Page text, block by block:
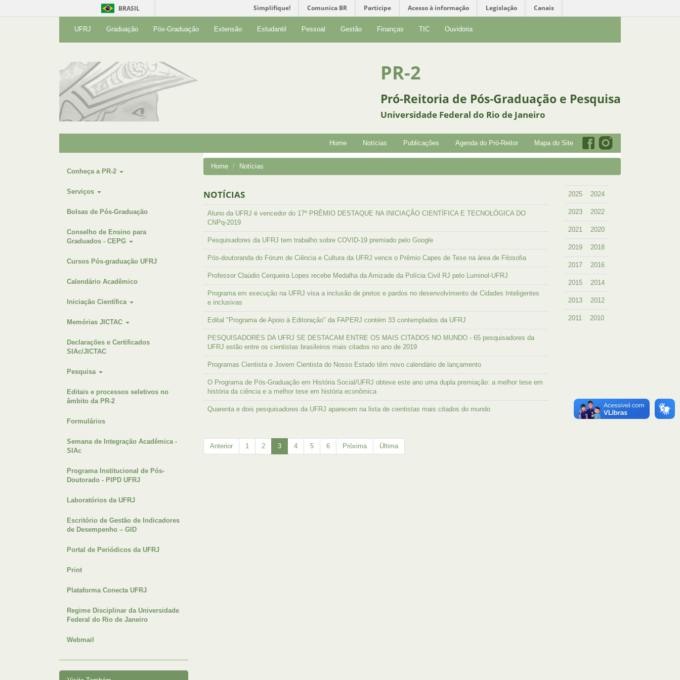
BRASIL Simplifique! Comunica BR Participe Acesso à informação Legislação Canais
UFRJ Graduação Pós-Graduação Extensão Estudantil Pessoal Gestão Finanças TIC Ouvidoria
PR-2
Pró-Reitoria de Pós-Graduação e Pesquisa
Universidade Federal do Rio de Janeiro
Home Notícias Publicações Agenda do Pró-Reitor Mapa do Site
Conheça a PR-2
Serviços
Bolsas de Pós-Graduação
Conselho de Ensino para
Graduados - CEPG
Cursos Pós-graduação UFRJ
Calendário Acadêmico
Iniciação Científica
Memórias JICTAC
Declarações e Certificados
SIAc/JICTAC
Pesquisa
Editais e processos seletivos no
âmbito da PR-2
Formulários
Semana de Integração Acadêmica -
SIAc
Programa Institucional de Pós-
Doutorado - PIPD UFRJ
Laboratórios da UFRJ
Escritório de Gestão de Indicadores
de Desempenho – GID
Portal de Periódicos da UFRJ
Print
Plataforma Conecta UFRJ
Regime Disciplinar da Universidade
Federal do Rio de Janeiro
Webmail
Home Notícias
NOTÍCIAS
Aluno da UFRJ é vencedor do 17º PRÊMIO DESTAQUE NA INICIAÇÃO CIENTÍFICA E TECNOLÓGICA DO
CNPq-2019
Pesquisadores da UFRJ tem trabalho sobre COVID-19 premiado pelo Google
Pós-doutoranda do Fórum de Ciência e Cultura da UFRJ vence o Prêmio Capes de Tese na área de Filosofia
Professor Claúdio Cerqueira Lopes recebe Medalha da Amizade da Polícia Civil RJ pelo Luminol-UFRJ
Programa em execução na UFRJ visa a inclusão de pretos e pardos no desenvolvimento de Cidades Inteligentes
e inclusivas
Edital "Programa de Apoio à Editoração" da FAPERJ contém 33 contemplados da UFRJ
PESQUISADORES DA UFRJ SE DESTACAM ENTRE OS MAIS CITADOS NO MUNDO - 65 pesquisadores da
UFRJ estão entre os cientistas brasileiros mais citados no ano de 2019
Programas Cientista e Jovem Cientista do Nosso Estado têm novo calendário de lançamento
O Programa de Pós-Graduação em História Social/UFRJ obteve este ano uma dupla premiação: a melhor tese em
história da ciência e a melhor tese em história econômica
Quarenta e dois pesquisadores da UFRJ aparecem na lista de cientistas mais citados do mundo
2025 2024
2023 2022
2021 2020
2019 2018
2017 2016
2015 2014
2013 2012
2011 2010
Anterior 1 2 3 4 5 6 Próxima Última